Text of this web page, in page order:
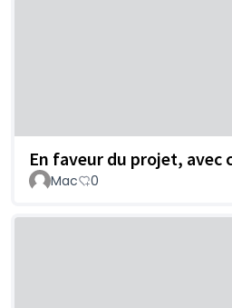
En faveur du projet, avec
Mac 0